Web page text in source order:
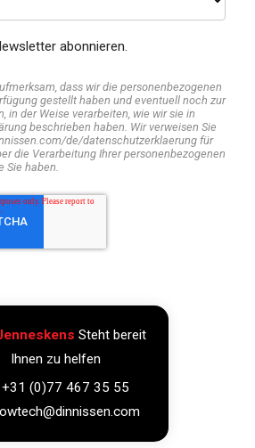
abonnieren.
dass wir die personenbezogenen
gestellt haben und eventuell noch zur
in der Weise verarbeiten, wie wir sie in
beschrieben haben. Wir verweisen Sie
de/datenschutzerklaerung für
die Verarbeitung Ihrer personenbezogenen
Sie haben.
Steht bereit
Ihnen zu helfen
+31 (0)77 467 35 55